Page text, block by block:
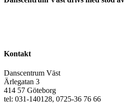
Kontakt
Danscentrum Väst
Ärlegatan 3
414 57 Göteborg
tel: 031-140128, 0725-36 76 66